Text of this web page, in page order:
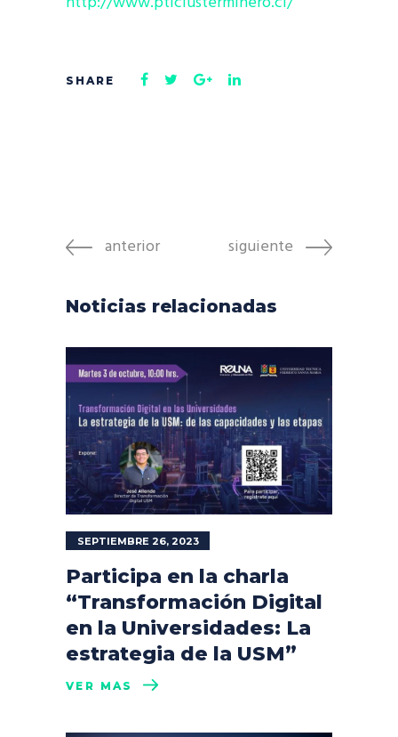
anterior siguiente
Noticias relacionadas
SEPTIEMBRE 26, 2023
Participa en la charla
“Transformación Digital
en la Universidades: La
estrategia de la USM”
VER MÁS